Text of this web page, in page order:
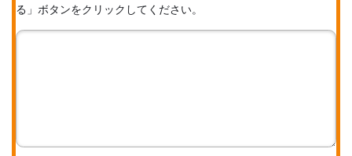
る」ボタンをクリックしてください。